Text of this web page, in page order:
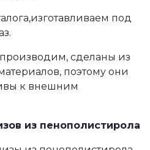
под
сделаны из
поэтому они
к внешним
из пенополистирола